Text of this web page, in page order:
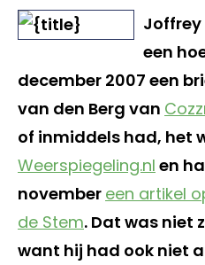
Joffrey
een
december 2007 een
van den Berg van
of inmiddels had, het
Weerspiegeling.nl en
november een artikel
de Stem. Dat was niet
want hij had ook niet